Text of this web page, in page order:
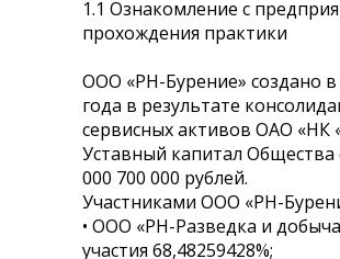
1.1 Ознакомление с
прохождения практики
ООО «РН-Бурение» создано в
года в результате
сервисных активов ОАО «НК
Уставный капитал Общества
000 700 000 рублей.
Участниками ООО «РН-
• ООО «РН-Разведка и
участия 68,48259428%;